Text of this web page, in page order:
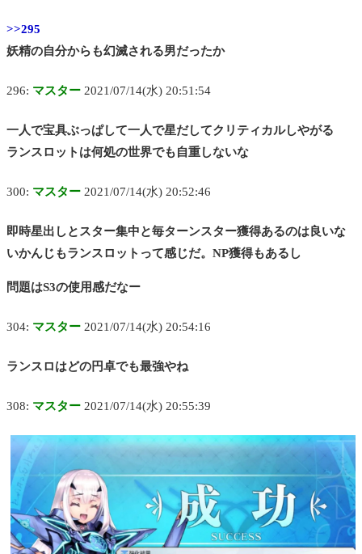
>>295
妖精の自分からも幻滅される男だったか
296: マスター 2021/07/14(水) 20:51:54
一人で宝具ぶっぱして一人で星だしてクリティカルしやがる
ランスロットは何処の世界でも自重しないな
300: マスター 2021/07/14(水) 20:52:46
即時星出しとスター集中と毎ターンスター獲得あるのは良いな
いかんじもランスロットって感じだ。NP獲得もあるし
問題はS3の使用感だなー
304: マスター 2021/07/14(水) 20:54:16
ランスロはどの円卓でも最強やね
308: マスター 2021/07/14(水) 20:55:39